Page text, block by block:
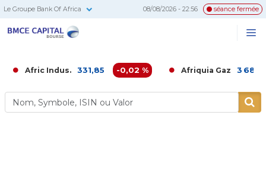
Le Groupe Bank Of Africa 08/08/2026 - 22:56 séance fermée
Indus. 331,85 -0,02 % Afriquia Gaz 3 680,00 -